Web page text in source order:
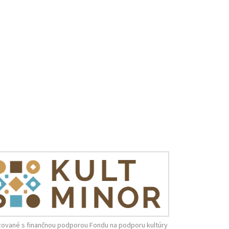
s finančnou podporou Fondu na podporu kultúry